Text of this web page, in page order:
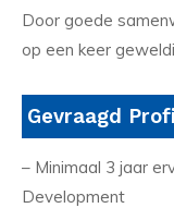
Door goede
op een keer
Gevraagd
– Minimaal 3 jaar
Development